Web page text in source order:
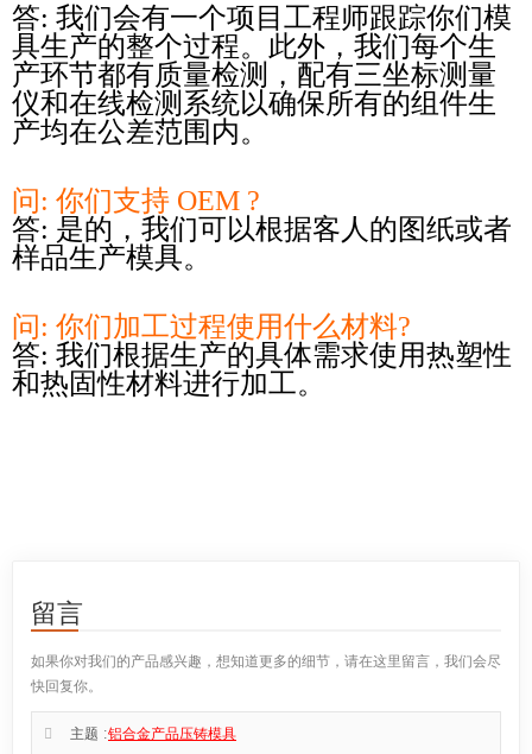
答: 我们会有一个项目工程师跟踪你们模
具生产的整个过程。此外，我们每个生
产环节都有质量检测，配有三坐标测量
仪和在线检测系统以确保所有的组件生
产均在公差范围内。
问: 你们支持 OEM ?
答: 是的，我们可以根据客人的图纸或者
样品生产模具。
问: 你们加工过程使用什么材料?
答: 我们根据生产的具体需求使用热塑性
和热固性材料进行加工。
留言
如果你对我们的产品感兴趣，想知道更多的细节，请在这里留言，我们会尽
快回复你。
主题 :铝合金产品压铸模具